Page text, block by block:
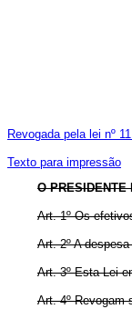
Revogada pela lei nº
Texto para impressão
O PRESIDENTE
Art. 1º Os
Art. 2º A
Art. 3º Esta Lei
Art. 4º